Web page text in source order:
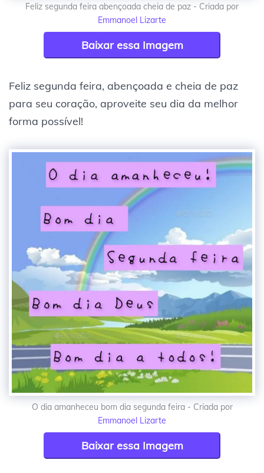
Feliz segunda feira abençoada cheia de paz - Criada por
Emmanoel Lizarte
Baixar essa Imagem
Feliz segunda feira, abençoada e cheia de paz
para seu coração, aproveite seu dia da melhor
forma possível!
O dia amanheceu bom dia segunda feira - Criada por
Emmanoel Lizarte
Baixar essa Imagem